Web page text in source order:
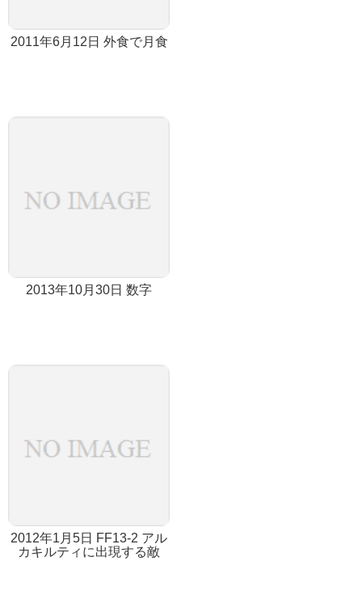
2011年6月12日 外食で月食
2013年10月30日 数字
2012年1月5日 FF13-2 アル
カキルティに出現する敵